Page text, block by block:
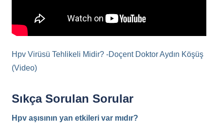
Hpv Virüsü Tehlikeli Midir? -Doçent Doktor Aydın Köşüş
(Video)
Sıkça Sorulan Sorular
Hpv aşısının yan etkileri var mıdır?